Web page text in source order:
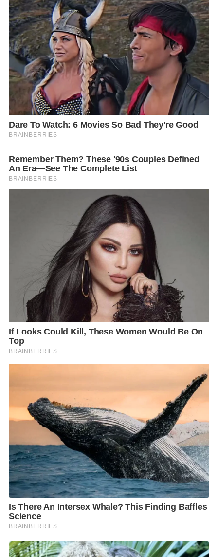
2569 งาน Bangkok Design Week 2026 ณ The Corner
House Bangkok (ชัยพัฒนสิน)
“การออกแบบของใช้ในชีวิตประจำวันจะมอบประโยชน์
ใช้สอย และสุนทรียภาพทางความรู้สึกในใจของเราไป
พร้อมกันได้อย่างไร” โดยได้แรงบันดาลใจจากการเล่นคำ
ในภาษาไทยอย่างคำว่า “แฟน” ซึ่งพ้องเสียงกับ “FAN” ที่
หมายถึงพัดลมในภาษาอังกฤษ นิทรรศการครั้งนี้จึงนำ
เสนอพัดลมที่ไม่ได้เป็นเพียงเครื่องใช้ไฟฟ้า แต่เป็น
“FAN” ที่คอยอยู่เคียงข้างเราในทุกช่วงเวลาของชีวิต ซึ่ง
สะท้อนแนวคิด ของฮาตาริที่ต้องการให้การออกแบบเป็น
มากกว่าฟังก์ชัน แต่ยังเป็นเพื่อนร่วมทางทางอารมณ์และ
ความรู้สึก จึงได้ร่วมงานกับ Habits Design Studio สตูดิโอ
ออกแบบสหสาขาวิชาชีพจากประเทศอิตาลี ซึ่งมีความ
เชี่ยวชาญในการเชื่อมโยง ดีไซน์ ฟังก์ชันการใช้งาน และ
ธรรมชาติ เข้าด้วยกัน
ภายในนิทรรศการ ผู้ชมจะได้เดินทางผ่าน 4 พื้นที่ 4
ประสบการณ์ ที่ถ่ายทอด “ช่วงเวลาต่างๆ ของความรัก”
ในแบบอิมเมอร์ซีฟนำเสนอผ่านเทคนิคอันหลากหลาย
อาทิ สายลม แสง สี เสียง กลิ่น และการเคลื่อนไหวอย่าง
ประณีต ได้แก่
1. First Love – เริ่มต้นเส้นทางของความสัมพันธ์ ด้วย
สายลมอันแผ่วเบาที่พัดพาความสดชื่น แห่งความอ่อน